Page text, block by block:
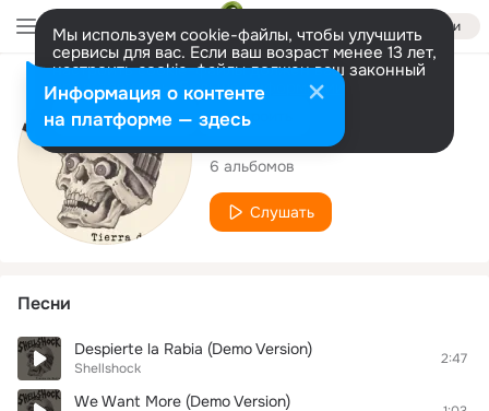
Войти
Мы используем cookie-файлы, чтобы улучшить
сервисы для вас. Если ваш возраст менее 13 лет,
настроить cookie-файлы должен ваш законный
представитель. Больше информации
Разрешить все Настроить
Исполнитель
Shellshock
6 альбомов
Слушать
Песни
Despierte la Rabia (Demo Version)
Shellshock
2:47
We Want More (Demo Version)
Информация о контенте
на платформе — здесь